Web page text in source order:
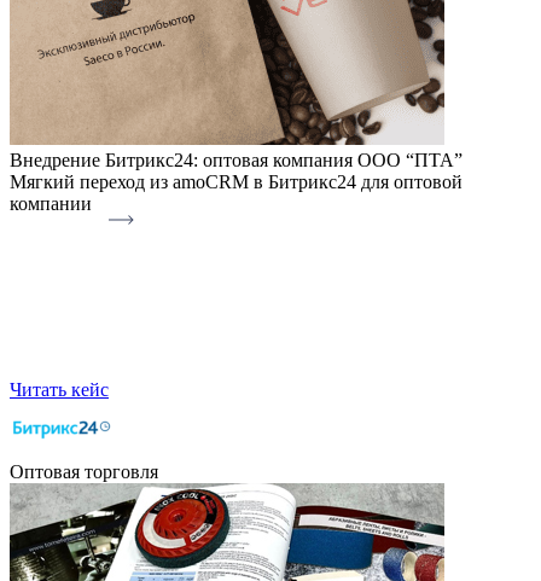
Внедрение Битрикс24: оптовая компания ООО “ПТА”
Мягкий переход из amoCRM в Битрикс24 для оптовой
компании
Читать кейс
Оптовая торговля